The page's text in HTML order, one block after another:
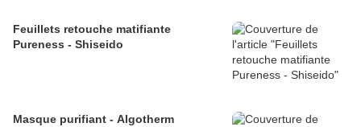
Feuillets retouche matifiante
Pureness - Shiseido
Masque purifiant - Algotherm